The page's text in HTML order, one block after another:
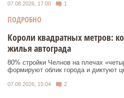
07.08.2026, 17:00 1
ПОДРОБНО
Короли квадратных метров:
жилья автограда
80% стройки Челнов на плечах
формируют облик города и диктуют
07.08.2026, 15:04 2